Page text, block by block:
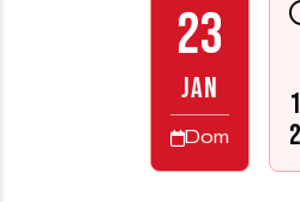
23
JAN
Dom